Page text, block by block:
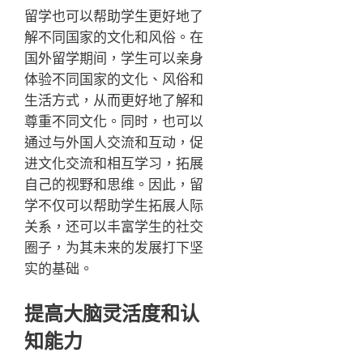
留学也可以帮助学生更好地了
解不同国家的文化和风俗。在
国外留学期间，学生可以亲身
体验不同国家的文化、风俗和
生活方式，从而更好地了解和
尊重不同文化。同时，也可以
通过与外国人交流和互动，促
进文化交流和相互学习，拓展
自己的视野和思维。因此，留
学不仅可以帮助学生拓展人际
关系，还可以丰富学生的社交
圈子，为其未来的发展打下坚
实的基础。
提高大脑灵活度和认
知能力